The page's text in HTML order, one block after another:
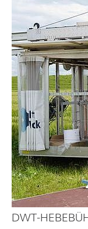
DWT-